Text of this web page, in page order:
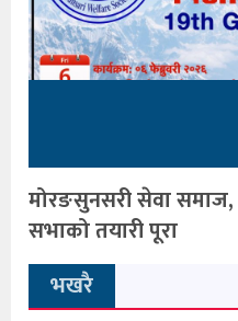
मोरङसुनसरी सेवा
सभाको तयारी पूरा
भखरै